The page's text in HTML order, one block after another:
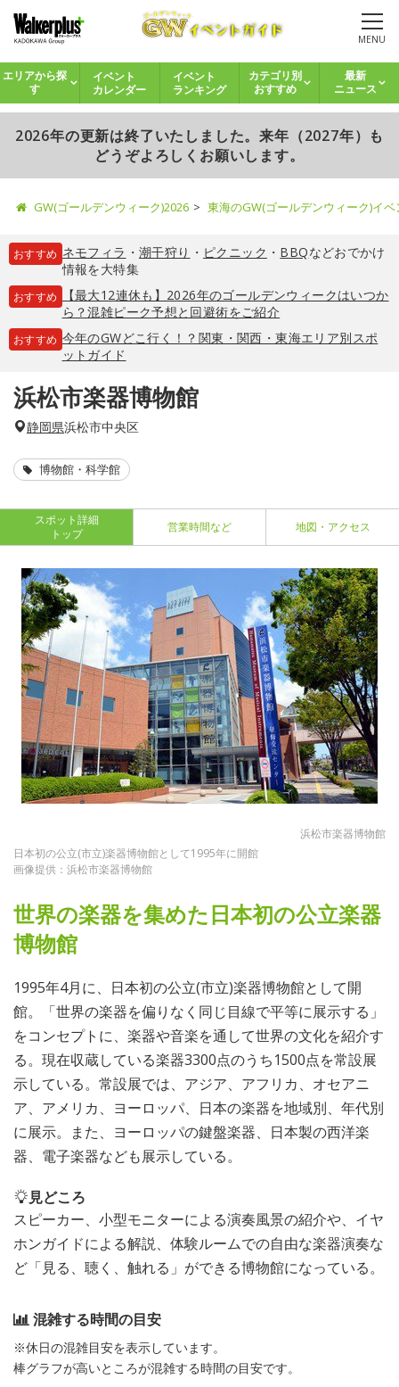
MENU
エリアから探
す
イベント
カレンダー
イベント
ランキング
カテゴリ別
おすすめ
最新
ニュース
2026年の更新は終了いたしました。来年（2027年）も
どうぞよろしくお願いします。
GW(ゴールデンウィーク)2026 東海のGW(ゴールデンウィーク)イ
おすすめ ネモフィラ ・ 潮干狩り ・ ピクニック ・ BBQなどおでかけ
情報を大特集
おすすめ
【最大12連休も】2026年のゴールデンウィークはいつか
ら？混雑ピーク予想と回避術をご紹介
おすすめ 今年のGWどこ行く！？関東・関西・東海エリア別スポ
ットガイド
浜松市楽器博物館
静岡県浜松市中央区
博物館・科学館
スポット詳細
トップ
営業時間など 地図・アクセス
浜松市楽器博物館
日本初の公立(市立)楽器博物館として1995年に開館
画像提供：浜松市楽器博物館
世界の楽器を集めた日本初の公立楽器
博物館
1995年4月に、日本初の公立(市立)楽器博物館として開
館。「世界の楽器を偏りなく同じ目線で平等に展示する」
をコンセプトに、楽器や音楽を通して世界の文化を紹介す
る。現在収蔵している楽器3300点のうち1500点を常設展
示している。常設展では、アジア、アフリカ、オセアニ
ア、アメリカ、ヨーロッパ、日本の楽器を地域別、年代別
に展示。また、ヨーロッパの鍵盤楽器、日本製の西洋楽
器、電子楽器なども展示している。
見どころ
スピーカー、小型モニターによる演奏風景の紹介や、イヤ
ホンガイドによる解説、体験ルームでの自由な楽器演奏な
ど「見る、聴く、触れる」ができる博物館になっている。
混雑する時間の目安
※休日の混雑目安を表示しています。
棒グラフが高いところが混雑する時間の目安です。